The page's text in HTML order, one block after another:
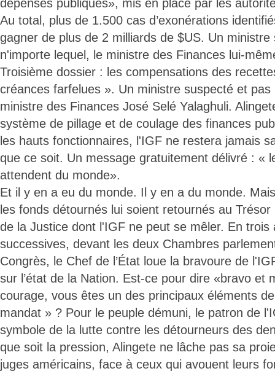
dépenses publiques», mis en place par les
Au total, plus de 1.500 cas d’exonérations
gagner de plus de 2 milliards de $US. Un
n'importe lequel, le ministre des Finances lui-
Troisième dossier : les compensations des
créances farfelues ». Un ministre suspecté et
ministre des Finances José Selé Yalaghuli.
système de pillage et de coulage des finances
les hauts fonctionnaires, l'IGF ne restera jamais
que ce soit. Un message gratuitement délivré : «
attendent du monde».
Et il y en a eu du monde. Il y en a du monde.
les fonds détournés lui soient retournés au
de la Justice dont l'IGF ne peut se mêler. En trois
successives, devant les deux Chambres
Congrès, le Chef de l’État loue la bravoure de
sur l’état de la Nation. Est-ce pour dire «bravo et
courage, vous êtes un des principaux éléments
mandat » ? Pour le peuple démuni, le patron de
symbole de la lutte contre les détourneurs des
que soit la pression, Alingete ne lâche pas sa
juges américains, face à ceux qui avouent leurs